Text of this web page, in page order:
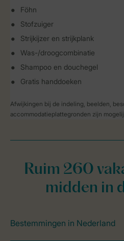
Föhn
Stofzuiger
Strijkijzer en strijkplank
Was-/droogcombinatie
Shampoo en douchegel
Gratis handdoeken
Afwijkingen bij de indeling, beelden,
accommodatieplattegronden zijn
Ruim 260
midden in
Bestemmingen in Nederland